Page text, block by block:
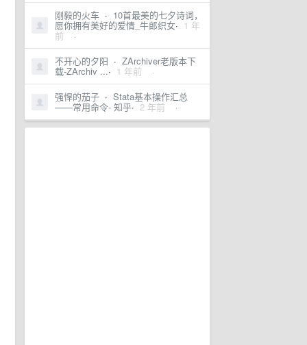
刚毅的火车 · 10首最美的七夕诗词，
愿你拥有美好的爱情_牛郎织女· 1 年
前 ·
不开心的夕阳 · ZArchiver老版本下
载-ZArchiv ...· 1 年前 ·
强悍的茄子 · Stata基本操作汇总
——常用命令- 知乎· 2 年前 ·